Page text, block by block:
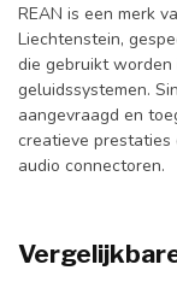
REAN is een merk
Liechtenstein,
die gebruikt
geluidssystemen.
aangevraagd en
creatieve
audio connectoren.